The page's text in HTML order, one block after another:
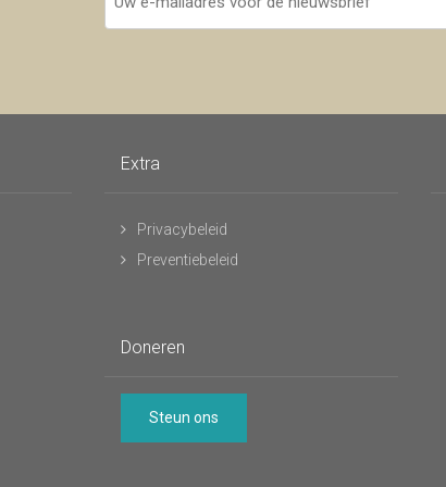
e-
mailadres
Extra
Privacybeleid
Preventiebeleid
Doneren
Steun ons